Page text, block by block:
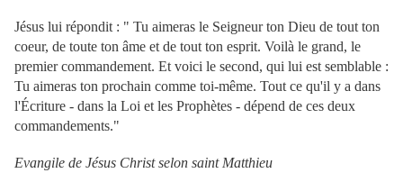
Jésus lui répondit : " Tu aimeras le Seigneur ton Dieu de tout ton
coeur, de toute ton âme et de tout ton esprit. Voilà le grand, le
premier commandement. Et voici le second, qui lui est semblable :
Tu aimeras ton prochain comme toi-même. Tout ce qu'il y a dans
l'Écriture - dans la Loi et les Prophètes - dépend de ces deux
commandements."
Evangile de Jésus Christ selon saint Matthieu